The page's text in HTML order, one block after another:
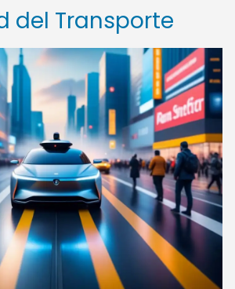
del Transporte